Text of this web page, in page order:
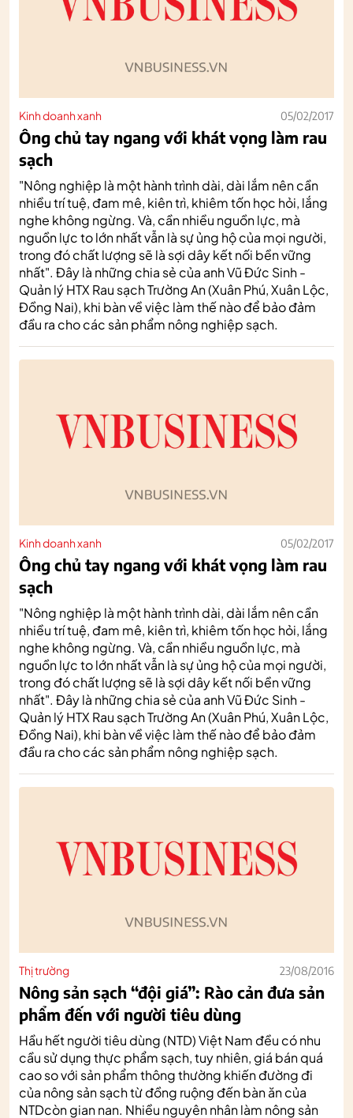
Kinh doanh xanh 05/02/2017
Ông chủ tay ngang với khát vọng làm rau
sạch
"Nông nghiệp là một hành trình dài, dài lắm nên cần
nhiều trí tuệ, đam mê, kiên trì, khiêm tốn học hỏi, lắng
nghe không ngừng. Và, cần nhiều nguồn lực, mà
nguồn lực to lớn nhất vẫn là sự ủng hộ của mọi người,
trong đó chất lượng sẽ là sợi dây kết nối bền vững
nhất". Đây là những chia sẻ của anh Vũ Đức Sinh -
Quản lý HTX Rau sạch Trường An (Xuân Phú, Xuân Lộc,
Đồng Nai), khi bàn về việc làm thế nào để bảo đảm
đầu ra cho các sản phẩm nông nghiệp sạch.
Kinh doanh xanh 05/02/2017
Ông chủ tay ngang với khát vọng làm rau
sạch
"Nông nghiệp là một hành trình dài, dài lắm nên cần
nhiều trí tuệ, đam mê, kiên trì, khiêm tốn học hỏi, lắng
nghe không ngừng. Và, cần nhiều nguồn lực, mà
nguồn lực to lớn nhất vẫn là sự ủng hộ của mọi người,
trong đó chất lượng sẽ là sợi dây kết nối bền vững
nhất". Đây là những chia sẻ của anh Vũ Đức Sinh -
Quản lý HTX Rau sạch Trường An (Xuân Phú, Xuân Lộc,
Đồng Nai), khi bàn về việc làm thế nào để bảo đảm
đầu ra cho các sản phẩm nông nghiệp sạch.
Thị trường 23/08/2016
Nông sản sạch “đội giá”: Rào cản đưa sản
phẩm đến với người tiêu dùng
Hầu hết người tiêu dùng (NTD) Việt Nam đều có nhu
cầu sử dụng thực phẩm sạch, tuy nhiên, giá bán quá
cao so với sản phẩm thông thường khiến đường đi
của nông sản sạch từ đồng ruộng đến bàn ăn của
NTDcòn gian nan. Nhiều nguyên nhân làm nông sản